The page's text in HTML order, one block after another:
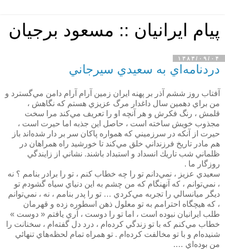
پیام ایرانیان :: مسعود برجیان
۱۳۸۳/۰۹/۰۴
دردنامه‌اي به سعيدي سيرجاني
آفتاب روز ششم آذر بر پهنه ايران زمين آرام آرام دامن مي‌گسترد و
من براي دهمين سال داغدار مرگ عزيزي هستم كه نگاهش ،
قلمش ، رنگ فكرش و هر آنچه او را تعريف مي‌كند مرا سخت
مجذوب خويش ساخته است ، حاصل اين جذبه اما حيرت است ،
حيرت از آنكه در سرزميني كه همواره پاكان سر بر دار شده‌اند باز
هم مادر تاريخ فرزنداني خلق مي‌كند تا خورشيد راه همراهان در
ظلماني شب تاريك انسداد و استبداد باشند. نشاني از زايندگي
روزگار ما .
سعيدي عزيز ، نمي‌دانم تو را چه خطاب كنم ، تو را برادر بنامم ؟ نه
، نمي‌توانم ، كه آنهنگام كه من چشم به اين دنياي سياه گشودم تو
ديگر ميانسالي را تجربه مي‌كردي … تو را پدر بنامم ، نه ، نمي‌توانم
، كه هيچگاه احترامم به تو معلول ذهن اسطوره زده و قهرمان
طلب ايرانيان نبوده است ، اما تو را دوست ، آري يافتم « دوست »
خطاب مي‌كنم كه با تو زندگي كرده‌ام ، درد دل گفته‌ام ‍، سخنانت را
شنيده‌ام و با تو مخالفت كرده‌ام . تو همراه تمام لحظه‌هاي تنهائي
من بوده‌اي ….